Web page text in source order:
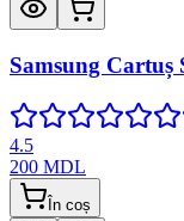
Samsung
4.5
200 MDL
În coș